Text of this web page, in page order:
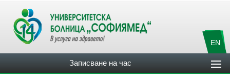
EN
Записване на час